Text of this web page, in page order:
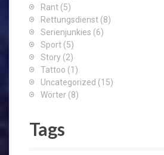
Rant (5)
Rettungsdienst (8)
Serienjunkies (6)
Sport (5)
Story (2)
Tattoo (1)
Uncategorized (15)
Wörter (8)
Tags